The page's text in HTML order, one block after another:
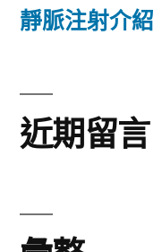
靜脈注射介紹
近期留言